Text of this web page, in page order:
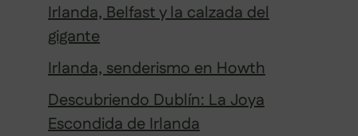
Irlanda, Belfast y la calzada del
gigante
Irlanda, senderismo en Howth
Descubriendo Dublín: La Joya
Escondida de Irlanda